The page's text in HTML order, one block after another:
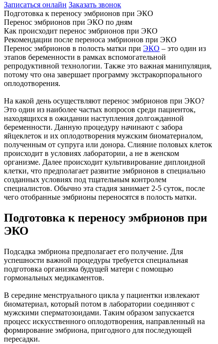
Записаться онлайн Заказать звонок
Подготовка к переносу эмбрионов при ЭКО
Перенос эмбрионов при ЭКО по дням
Как происходит перенос эмбрионов при ЭКО
Рекомендации после переноса эмбрионов при ЭКО
Перенос эмбрионов в полость матки при ЭКО – это один из
этапов беременности в рамках вспомогательной
репродуктивной технологии. Также это важная манипуляция,
потому что она завершает программу экстракорпорального
оплодотворения.
На какой день осуществляют перенос эмбрионов при ЭКО?
Это один из наиболее частых вопросов среди пациенток,
находящихся в ожидании наступления долгожданной
беременности. Данную процедуру начинают с забора
яйцеклеток и их оплодотворения мужским биоматериалом,
полученным от супруга или донора. Слияние половых клеток
происходит в условиях лаборатории, а не в женском
организме. Далее происходит культивирование диплоидной
клетки, что предполагает развитие эмбрионов в специально
созданных условиях под тщательным контролем
специалистов. Обычно эта стадия занимает 2-5 суток, после
чего отобранные эмбрионы переносятся в полость матки.
Подготовка к переносу эмбрионов при
ЭКО
Подсадка эмбриона предполагает его получение. Для
успешности важной процедуры требуется специальная
подготовка организма будущей матери с помощью
гормональных медикаментов.
В середине менструального цикла у пациентки извлекают
биоматериал, который потом в лаборатории соединяют с
мужскими сперматозоидами. Таким образом запускается
процесс искусственного оплодотворения, направленный на
формирование эмбриона, пригодного для последующей
пересадки.